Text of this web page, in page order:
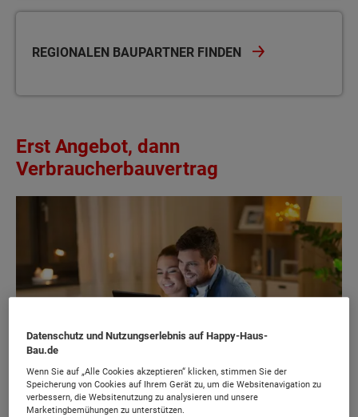
REGIONALEN BAUPARTNER FINDEN
Erst Angebot, dann
Verbraucherbauvertrag
Datenschutz und Nutzungserlebnis auf Happy-Haus-
Bau.de
Wenn Sie auf „Alle Cookies akzeptieren“ klicken, stimmen Sie der
Speicherung von Cookies auf Ihrem Gerät zu, um die Websitenavigation zu
verbessern, die Websitenutzung zu analysieren und unsere
Marketingbemühungen zu unterstützen.